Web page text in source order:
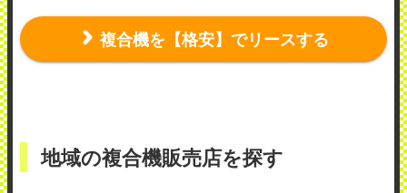
複合機を【格安】でリースする
地域の複合機販売店を探す